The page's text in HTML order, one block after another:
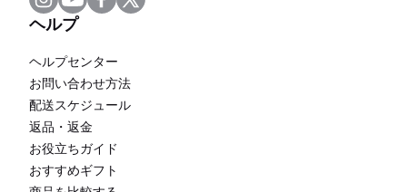
ヘルプ
ヘルプセンター
お問い合わせ方法
配送スケジュール
返品・返金
お役立ちガイド
おすすめギフト